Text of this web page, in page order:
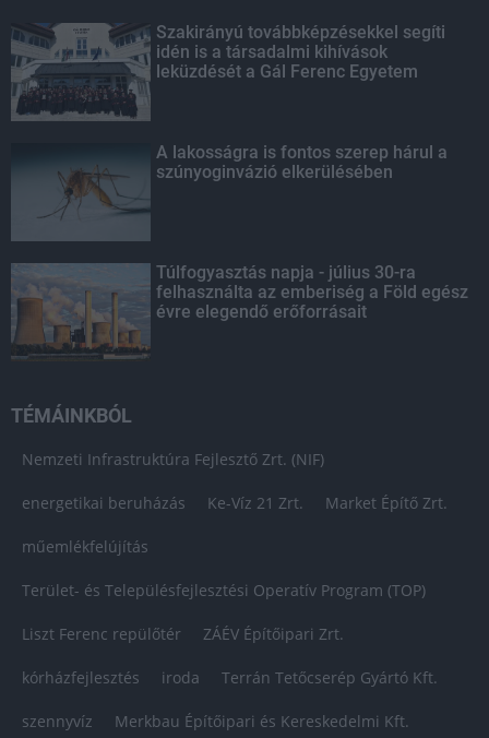
Szakirányú továbbképzésekkel segíti
idén is a társadalmi kihívások
leküzdését a Gál Ferenc Egyetem
A lakosságra is fontos szerep hárul a
szúnyoginvázió elkerülésében
Túlfogyasztás napja - július 30-ra
felhasználta az emberiség a Föld egész
évre elegendő erőforrásait
TÉMÁINKBÓL
Nemzeti Infrastruktúra Fejlesztő Zrt. (NIF)
energetikai beruházás Ke-Víz 21 Zrt. Market Építő Zrt.
műemlékfelújítás
Terület- és Településfejlesztési Operatív Program (TOP)
Liszt Ferenc repülőtér ZÁÉV Építőipari Zrt.
kórházfejlesztés iroda Terrán Tetőcserép Gyártó Kft.
szennyvíz Merkbau Építőipari és Kereskedelmi Kft.